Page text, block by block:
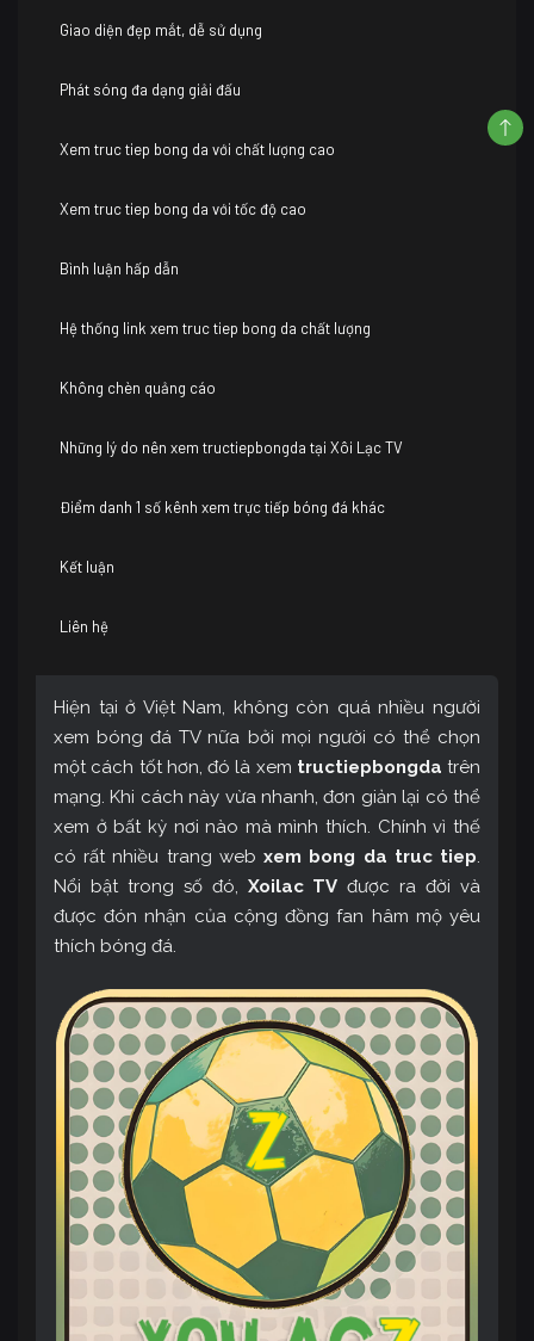
Giao diện đẹp mắt, dễ sử dụng
Phát sóng đa dạng giải đấu
Xem truc tiep bong da với chất lượng cao
Xem truc tiep bong da với tốc độ cao
Bình luận hấp dẫn
Hệ thống link xem truc tiep bong da chất lượng
Không chèn quảng cáo
Những lý do nên xem tructiepbongda tại Xôi Lạc TV
Điểm danh 1 số kênh xem trực tiếp bóng đá khác
Kết luận
Liên hệ
Hiện tại ở Việt Nam, không còn quá nhiều người
xem bóng đá TV nữa bởi mọi người có thể chọn
một cách tốt hơn, đó là xem tructiepbongda trên
mạng. Khi cách này vừa nhanh, đơn giản lại có thể
xem ở bất kỳ nơi nào mà mình thích. Chính vì thế
có rất nhiều trang webxem bong da truc tiep.
Nổi bật trong số đó, Xoilac TV được ra đời và
được đón nhận của cộng đồng fan hâm mộ yêu
thích bóng đá.